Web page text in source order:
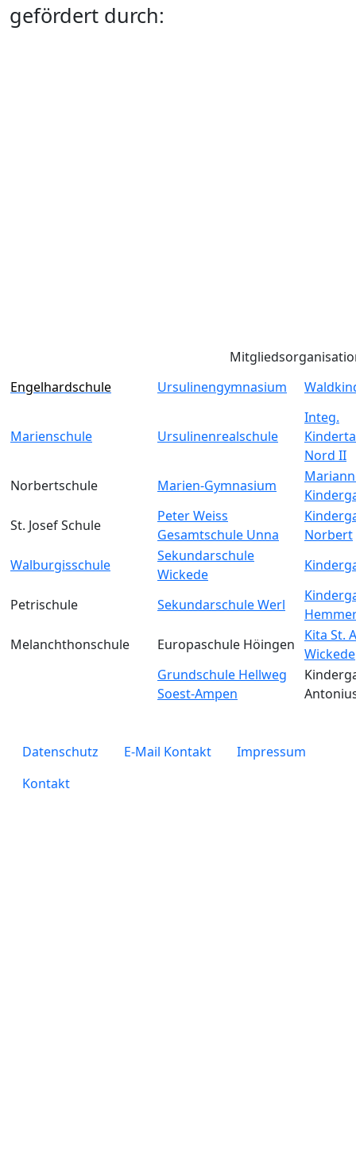
gefördert durch:
Engelhardschule
Ursulinengymnasium
Marienschule Ursulinenrealschule
Integ.
Nord II
Norbertschule
Marien-Gymnasium
St. Josef Schule
Peter Weiss
Gesamtschule Unna
Norbert
Walburgisschule
Sekundarschule
Wickede
Petrischule Sekundarschule Werl
Melanchthonschule
Europaschule Höingen
Kita St.
Wickede
Grundschule Hellweg
Soest-Ampen
legals
Datenschutz E-Mail Kontakt
Impressum
Kontakt